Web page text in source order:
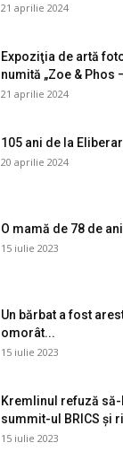
21 aprilie 2024
Expoziţia de artă
numită „Zoe & Phos
21 aprilie 2024
105 ani de la
20 aprilie 2024
O mamă de 78 de
15 iulie 2023
Un bărbat a fost
omorât...
15 iulie 2023
Kremlinul refuză
summit-ul BRICS și
15 iulie 2023